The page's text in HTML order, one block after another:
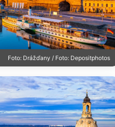
Foto: Drážďany / Foto: Depositphotos